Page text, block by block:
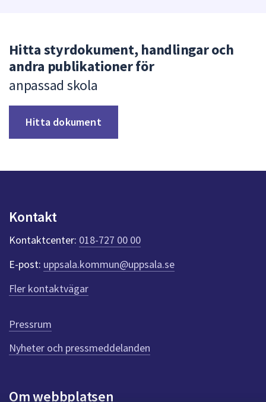
Hitta styrdokument, handlingar och
andra publikationer för
anpassad skola
Hitta dokument
Kontakt
Kontaktcenter: 018-727 00 00
E-post: uppsala.kommun@uppsala.se
Fler kontaktvägar
Pressrum
Nyheter och pressmeddelanden
Om webbplatsen